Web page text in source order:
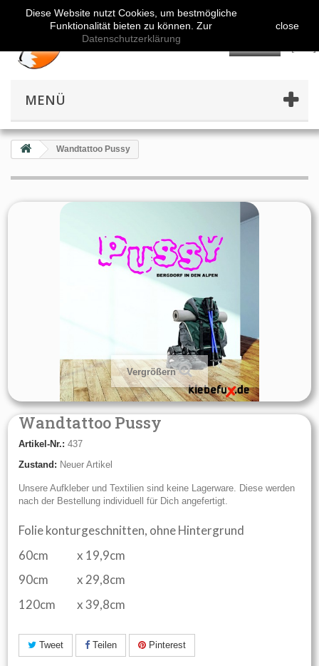
MENÜ
Wandtattoo Pussy
Vergrößern
Wandtattoo Pussy
Artikel-Nr.: 437
Zustand: Neuer Artikel
Unsere Aufkleber und Textilien sind keine Lagerware. Diese werden
nach der Bestellung individuell für Dich angefertigt.
Folie konturgeschnitten, ohne Hintergrund
60cm
x 19,9cm
90cm
x 29,8cm
120cm
x 39,8cm
Tweet Teilen Pinterest
Diese Website nutzt Cookies, um bestmögliche
Funktionalität bieten zu können. Zur
Datenschutzerklärung
close